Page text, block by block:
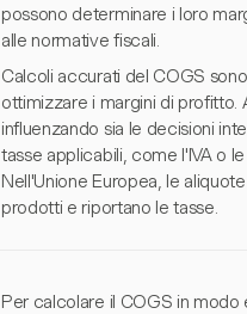
possono determinare i loro
alle normative fiscali.
Calcoli accurati del COGS
ottimizzare i margini di profitto.
influenzando sia le decisioni
tasse applicabili, come l'IVA o
Nell'Unione Europea, le
prodotti e riportano le tasse.
Per calcolare il COGS in